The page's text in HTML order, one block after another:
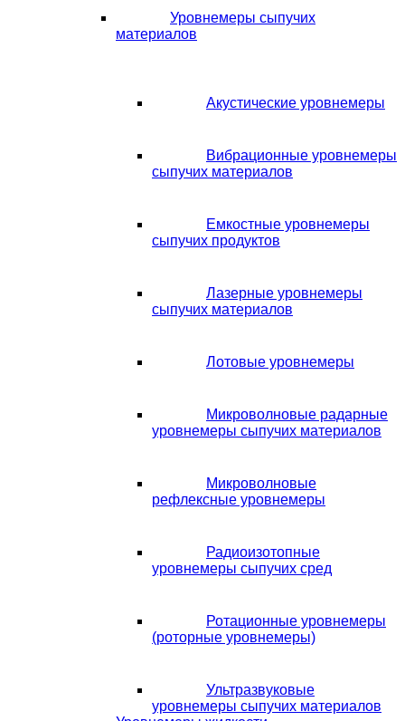
Уровнемеры сыпучих
материалов
Акустические уровнемеры
Вибрационные уровнемеры
сыпучих материалов
Емкостные уровнемеры
сыпучих продуктов
Лазерные уровнемеры
сыпучих материалов
Лотовые уровнемеры
Микроволновые радарные
уровнемеры сыпучих материалов
Микроволновые
рефлексные уровнемеры
Радиоизотопные
уровнемеры сыпучих сред
Ротационные уровнемеры
(роторные уровнемеры)
Ультразвуковые
уровнемеры сыпучих материалов